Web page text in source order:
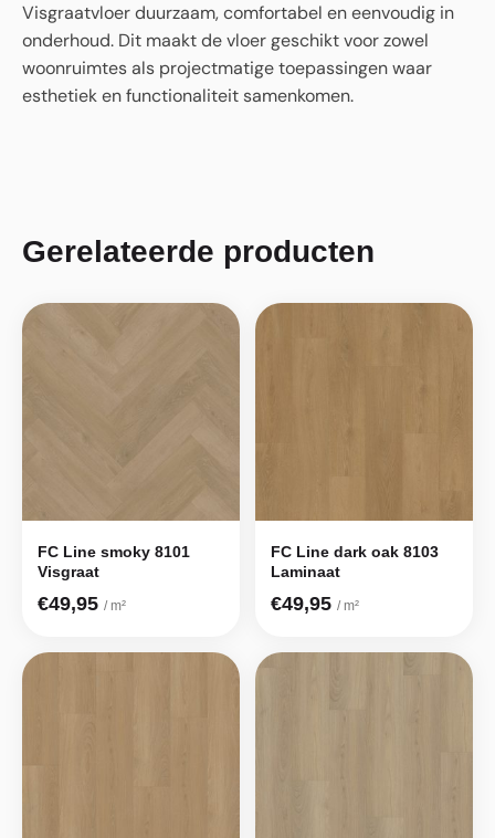
Visgraatvloer duurzaam, comfortabel en eenvoudig in
onderhoud. Dit maakt de vloer geschikt voor zowel
woonruimtes als projectmatige toepassingen waar
esthetiek en functionaliteit samenkomen.
Gerelateerde producten
FC Line smoky 8101
Visgraat
€49,95 / m²
FC Line dark oak 8103
Laminaat
€49,95 / m²